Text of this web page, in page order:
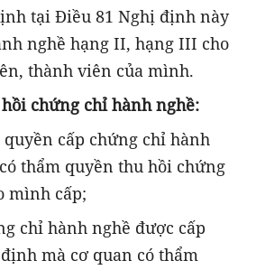
tại Điều 81 Nghị định này
nghề hạng II, hạng III cho
thành viên của mình.
chứng chỉ hành nghề:
quyền cấp chứng chỉ hành
thẩm quyền thu hồi chứng
mình cấp;
chỉ hành nghề được cấp
mà cơ quan có thẩm